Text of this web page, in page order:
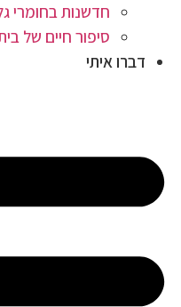
חדשנות בחומרי
סיפור חיים של
דברו איתי